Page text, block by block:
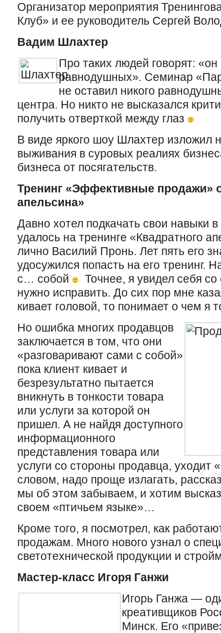
Организатор мероприятия
Клуб» и ее руководитель Сергей
Вадим Шлахтер
Про таких людей говорят: «он
равнодушных». Семинар
не оставил никого
центра. Но никто не высказался
получить отверткой между глаз
В виде яркого шоу Шлахтер изложил
выживания в суровых реалиях
бизнеса от посягательств.
Тренинг «Эффективные продажи»
апельсина»
Давно хотел подкачать свои навыки
удалось на тренинге «Квадратного
лично Василий Пронь. Лет пять его
удосужился попасть на его тренинг.
с… собой
Точнее, я увидел себя
нужно исправить. До сих пор мне
кивает головой, то понимает о чем я
Но ошибка многих продавцов
заключается в том, что они
«разговаривают сами с собой»
пока клиент кивает и
безрезультатно пытается
вникнуть в тонкости товара
или услуги за которой он
пришел. А не найдя доступного
информационного
представления товара или
услуги со стороны продавца,
словом, надо проще излагать,
мы об этом забываем, и хотим
своем «птичьем языке»…
Кроме того, я посмотрел, как
продажам. Много нового узнал о
светотехнической продукции и
Мастер-класс Игоря Ганжи
Игорь Ганжа —
креативщиков
Минск. Его